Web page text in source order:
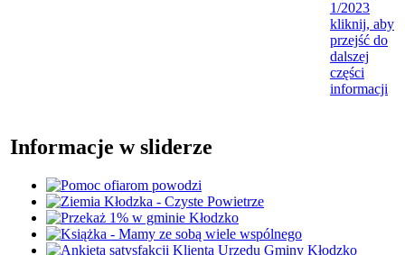
1/2023
kliknij, aby
przejść do
dalszej
części
informacji
Informacje w sliderze